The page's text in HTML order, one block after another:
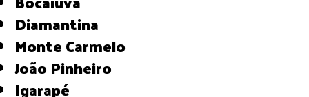
Diamantina
Monte Carmelo
João Pinheiro
Igarapé